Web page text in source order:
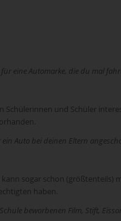
eine Automarke, die du mal
Schülerinnen und Schüler
Auto bei deinen Eltern
sogar schon (größtenteils)
haben.
beworbenen Film, Stift,